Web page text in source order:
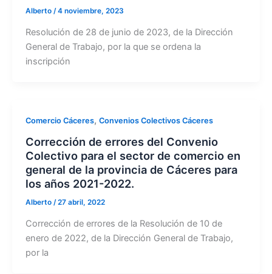
Alberto /4 noviembre, 2023
Resolución de 28 de junio de 2023, de la Dirección
General de Trabajo, por la que se ordena la
inscripción
Comercio Cáceres, Convenios Colectivos Cáceres
Corrección de errores del Convenio
Colectivo para el sector de comercio en
general de la provincia de Cáceres para
los años 2021-2022.
Alberto /27 abril, 2022
Corrección de errores de la Resolución de 10 de
enero de 2022, de la Dirección General de Trabajo,
por la